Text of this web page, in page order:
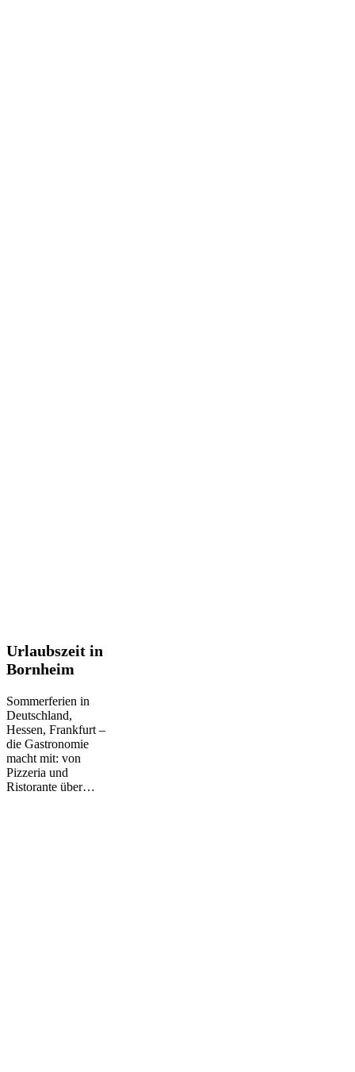
Urlaubszeit
in
Bornheim
Urlaubszeit in
Bornheim
Sommerferien in
Deutschland,
Hessen, Frankfurt –
die Gastronomie
macht mit: von
Pizzeria und
Ristorante über…